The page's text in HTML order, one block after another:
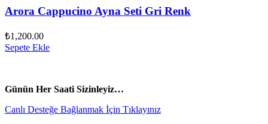
Arora Cappucino Ayna Seti Gri Renk
₺1,200.00
Sepete Ekle
Günün Her Saati Sizinleyiz…
Canlı Desteğe Bağlanmak İçin Tıklayınız